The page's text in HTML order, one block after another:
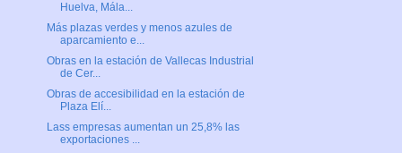
Huelva, Mála...
Más plazas verdes y menos azules de
aparcamiento e...
Obras en la estación de Vallecas Industrial
de Cer...
Obras de accesibilidad en la estación de
Plaza Elí...
Lass empresas aumentan un 25,8% las
exportaciones ...